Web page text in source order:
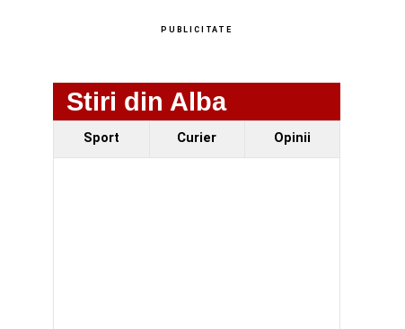
PUBLICITATE
Stiri din Alba
Sport Curier Opinii